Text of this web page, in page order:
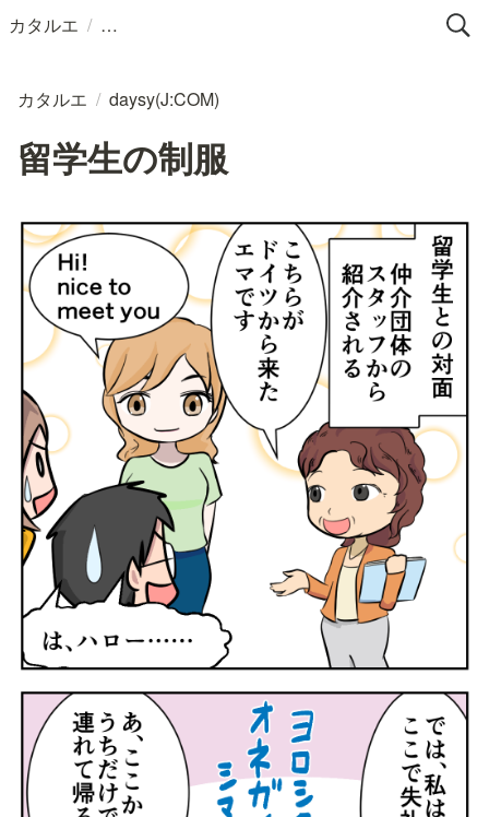
カタルエ /
カタルエ / daysy(J:COM)
留学生の制服